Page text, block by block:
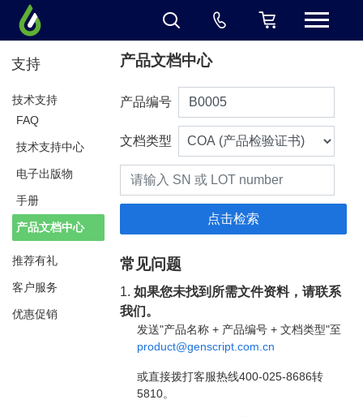
支持
技术支持
FAQ
技术支持中心
电子出版物
手册
产品文档中心
推荐有礼
客户服务
优惠促销
产品文档中心
产品编号
文档类型
常见问题
1.如果您未找到所需文件资料，请联系
我们。
发送"产品名称 + 产品编号 + 文档类型"至
product@genscript.com.cn
或直接拨打客服热线400-025-8686转
5810。